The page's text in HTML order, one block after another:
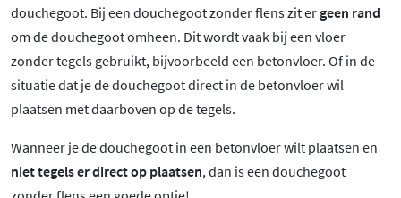
douchegoot. Bij een douchegoot zonder flens zit er geen rand
om de douchegoot omheen. Dit wordt vaak bij een vloer
zonder tegels gebruikt, bijvoorbeeld een betonvloer. Of in de
situatie dat je de douchegoot direct in de betonvloer wil
plaatsen met daarboven op de tegels.
Wanneer je de douchegoot in een betonvloer wilt plaatsen en
niet tegels er direct op plaatsen, dan is een douchegoot